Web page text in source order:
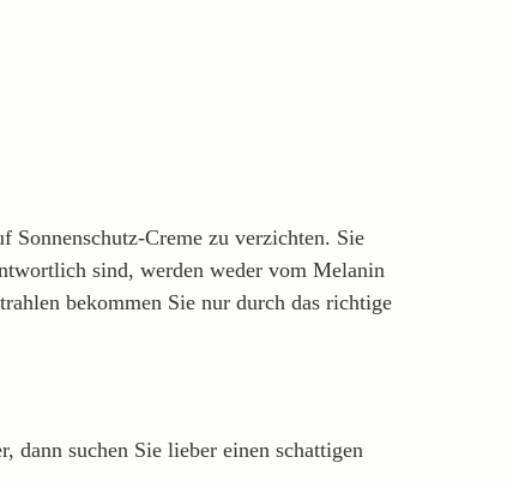
Sonnenschutz-Creme zu verzichten. Sie
sind, werden weder vom Melanin
bekommen Sie nur durch das richtige
suchen Sie lieber einen schattigen